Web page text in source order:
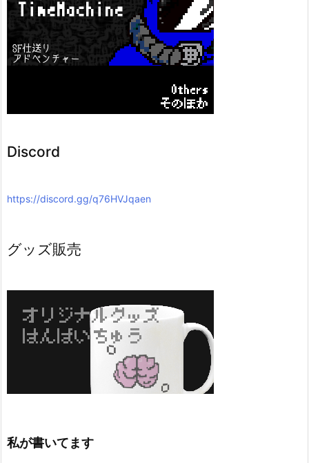
Discord
https://discord.gg/q76HVJqaen
グッズ販売
私が書いてます